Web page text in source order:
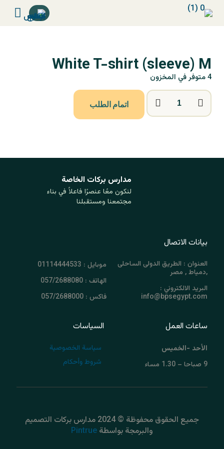
White T-shirt (sleeve) M
4 متوفر في المخزون
اتمام الطلب
مدارس بركات ‏الخاصة
لنكون معًا عنصرًا فاعلاً في بناء
مجتمعنا ومستقبلنا
بيانات الاتصال
العنوان : الطريق الدولى الساحلى
,دمياط , مصر
البريد الالكتروني :
info@bpsegypt.com
موبايل : 01114444533
الهاتف : 057/2688080
فاكس : 057/2688000
ساعات العمل
الأحد -الخميس
9 صباحا – 1.30 مساء
السياسات
سياسة الخصوصية
شروط وأحكام
جميع الحقوق محفوظة © 2024 مدارس بركات التصميم
والبرمجة بواسطة Pintrue